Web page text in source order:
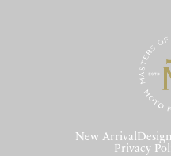
New Arrival
Privacy